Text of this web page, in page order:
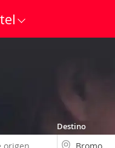
Destino